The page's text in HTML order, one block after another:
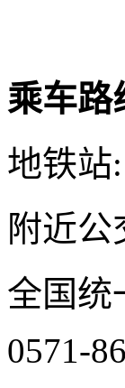
乘车路
地铁站
附近
全国统
0571-